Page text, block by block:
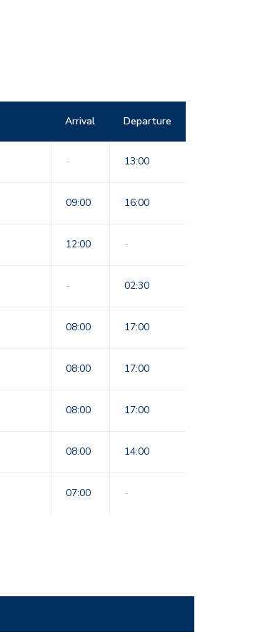
Arrival Departure
- 13:00
09:00 16:00
12:00 -
- 02:30
08:00 17:00
08:00 17:00
08:00 17:00
08:00 14:00
07:00 -